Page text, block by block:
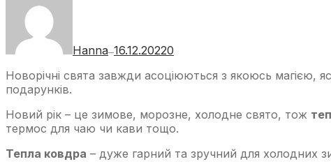
Hanna—16.12.20220
Новорічні свята завжди асоціюються з якоюсь
подарунків.
Новий рік – це зимове, морозне, холодне свято, тож
термос для чаю чи кави тощо.
Тепла ковдра – дуже гарний та зручний для холодних